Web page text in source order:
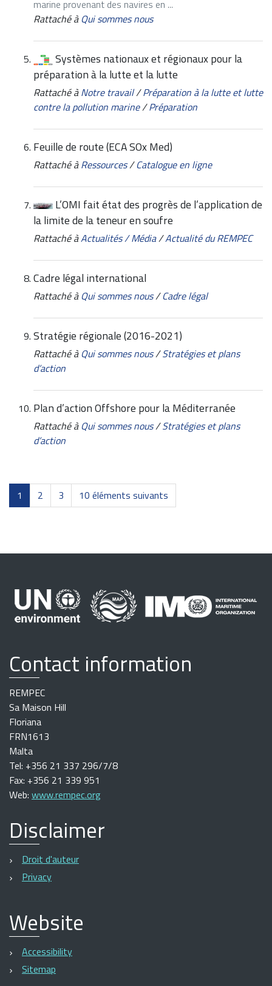
marine provenant des navires en ...
Rattaché à Qui sommes nous
Systèmes nationaux et régionaux pour la
préparation à la lutte et la lutte
Rattaché à Notre travail/Préparation à la lutte et lutte
contre la pollution marine/Préparation
Feuille de route (ECA SOx Med)
Rattaché à Ressources/Catalogue en ligne
L’OMI fait état des progrès de l’application de
la limite de la teneur en soufre
Rattaché àActualités / Média/Actualité du REMPEC
Cadre légal international
Rattaché à Qui sommes nous/Cadre légal
Stratégie régionale (2016-2021)
Rattaché à Qui sommes nous/Stratégies et plans
d’action
Plan d’action Offshore pour la Méditerranée
Rattaché à Qui sommes nous/Stratégies et plans
d’action
1 2 3 10 éléments suivants
Contact information
REMPEC
Sa Maison Hill
Floriana
FRN1613
Malta
Tel: +356 21 337 296/7/8
Fax: +356 21 339 951
Web: www.rempec.org
Disclaimer
Droit d'auteur
Privacy
Website
Accessibility
Sitemap